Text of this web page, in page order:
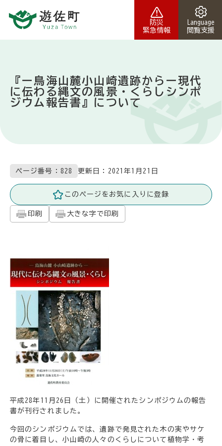
防災
緊急情報
Language
閲覧支援
『ー鳥海山麓小山崎遺跡からー現代
に伝わる縄文の風景・くらしシンポ
ジウム報告書』について
ページ番号：828 更新日： 2021年1月21日
このページをお気に入りに登録
印刷 大きな字で印刷
平成28年11月26日（土）に開催されたシンポジウムの報告
書が刊行されました。
今回のシンポジウムでは、遺跡で発見された木の実やサケ
の骨に着目し、小山崎の人々のくらしについて植物学・考